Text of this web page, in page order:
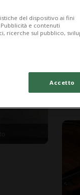
di
del dispositivo ai fini
e contenuti
ricerche sul pubblico,
Accetto